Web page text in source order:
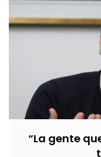
“La gente